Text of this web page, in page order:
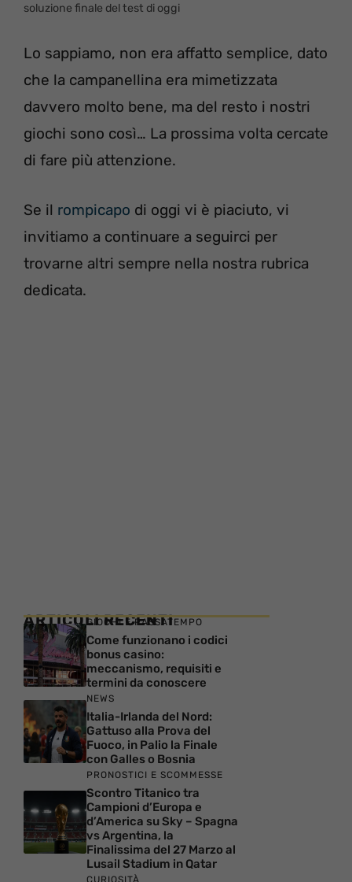
soluzione finale del test di oggi
Lo sappiamo, non era affatto semplice, dato
che la campanellina era mimetizzata
davvero molto bene, ma del resto i nostri
giochi sono così… La prossima volta cercate
di fare più attenzione.
Se il rompicapo di oggi vi è piaciuto, vi
invitiamo a continuare a seguirci per
trovarne altri sempre nella nostra rubrica
dedicata.
ARTICOLI RECENTI
GIOCHI E PASSATEMPO
Come funzionano i codici
bonus casino:
meccanismo, requisiti e
termini da conoscere
NEWS
Italia-Irlanda del Nord:
Gattuso alla Prova del
Fuoco, in Palio la Finale
con Galles o Bosnia
PRONOSTICI E SCOMMESSE
Scontro Titanico tra
Campioni d’Europa e
d’America su Sky – Spagna
vs Argentina, la
Finalissima del 27 Marzo al
Lusail Stadium in Qatar
CURIOSITÀ